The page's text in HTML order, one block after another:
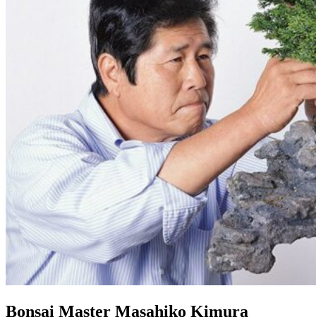
Bonsai Master Masahiko Kimura